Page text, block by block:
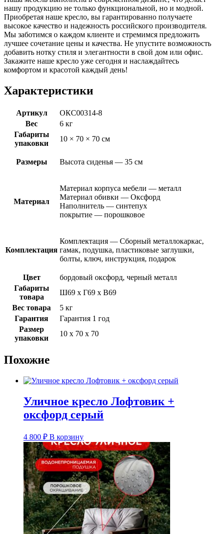
нашу продукцию не только функциональной, но и модной.
Приобретая наше кресло, вы гарантированно получаете
высокое качество и надежность российского производителя.
Мы заботимся о каждом клиенте и стремимся предложить
лучшее сочетание цены и качества. Не упустите возможность
добавить нотку стиля и элегантности в свой дом или офис.
Закажите наше кресло уже сегодня и наслаждайтесь
комфортом и красотой каждый день!
Характеристики
Артикул
ОКС00314-8
Вес
6 кг
Габариты
упаковки
10 × 70 × 70 см
Размеры Высота сиденья — 35 см
Материал
Материал корпуса мебели — металл
Материал обивки — Оксфорд
Наполнитель — синтепух
покрытие — порошковое
Комплектация
Комплектация — Сборный металлокаркас,
гамак, подушка, пластиковые заглушки,
болты, ключ, инструкция, подарок
Цвет
бордовый оксфорд, черный металл
Габариты
товара
Ш69 х Г69 х В69
Вес товара
5 кг
Гарантия
Гарантия 1 год
Размер
упаковки
10 х 70 х 70
Похожие
Уличное кресло Лофтовик +
оксфорд серый
4 800 ₽ В корзину